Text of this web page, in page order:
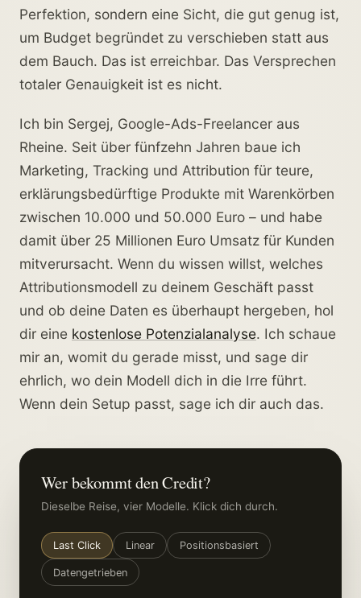
Perfektion, sondern eine Sicht, die gut genug ist,
um Budget begründet zu verschieben statt aus
dem Bauch. Das ist erreichbar. Das Versprechen
totaler Genauigkeit ist es nicht.
Ich bin Sergej, Google-Ads-Freelancer aus
Rheine. Seit über fünfzehn Jahren baue ich
Marketing, Tracking und Attribution für teure,
erklärungsbedürftige Produkte mit Warenkörben
zwischen 10.000 und 50.000 Euro – und habe
damit über 25 Millionen Euro Umsatz für Kunden
mitverursacht. Wenn du wissen willst, welches
Attributionsmodell zu deinem Geschäft passt
und ob deine Daten es überhaupt hergeben, hol
dir eine kostenlose Potenzialanalyse. Ich schaue
mir an, womit du gerade misst, und sage dir
ehrlich, wo dein Modell dich in die Irre führt.
Wenn dein Setup passt, sage ich dir auch das.
Wer bekommt den Credit?
Dieselbe Reise, vier Modelle. Klick dich durch.
Last Click Linear Positionsbasiert
Datengetrieben